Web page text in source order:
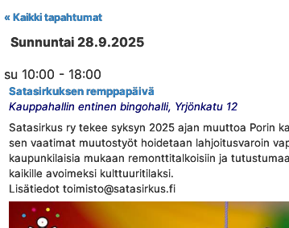
« Kaikki tapahtumat
Sunnuntai 28.9.2025
su 10:00 - 18:00
Satasirkuksen remppapäivä
Kauppahallin entinen bingohalli, Yrjönkatu 12
Satasirkus ry tekee syksyn 2025 ajan muuttoa Porin
sen vaatimat muutostyöt hoidetaan lahjoitusvaroin
kaupunkilaisia mukaan remonttitalkoisiin ja
kaikille avoimeksi kulttuuritilaksi.
Lisätiedot toimisto@satasirkus.fi